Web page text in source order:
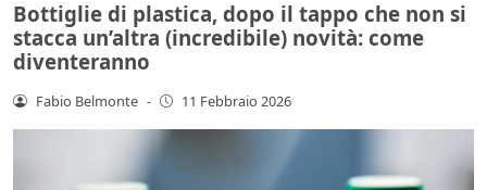
Bottiglie di plastica, dopo il tappo che non si
stacca un’altra (incredibile) novità: come
diventeranno
Fabio Belmonte - 11 Febbraio 2026